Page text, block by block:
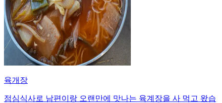
육개장
점심식사로 남편이랑 오랜만에 맛나는 육계장을 사 먹고 왔습